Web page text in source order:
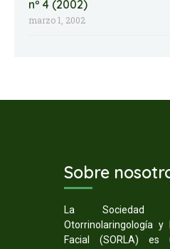
nº 4 (2002)
marzo 1, 2002
Sobre
La Sociedad
Otorrinolaringología y
Facial (SORLA) es